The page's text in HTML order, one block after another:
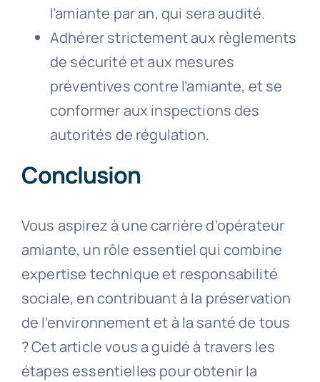
l’amiante par an, qui sera audité.
Adhérer strictement aux règlements
de sécurité et aux mesures
préventives contre l’amiante, et se
conformer aux inspections des
autorités de régulation.
Conclusion
Vous aspirez à une carrière d’opérateur
amiante, un rôle essentiel qui combine
expertise technique et responsabilité
sociale, en contribuant à la préservation
de l’environnement et à la santé de tous
? Cet article vous a guidé à travers les
étapes essentielles pour obtenir la